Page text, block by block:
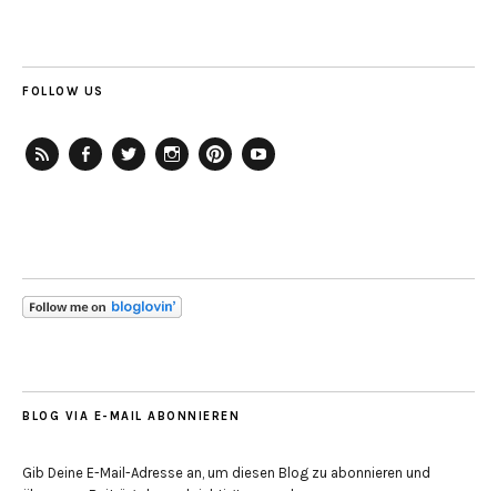
FOLLOW US
BLOG VIA E-MAIL ABONNIEREN
Gib Deine E-Mail-Adresse an, um diesen Blog zu abonnieren und